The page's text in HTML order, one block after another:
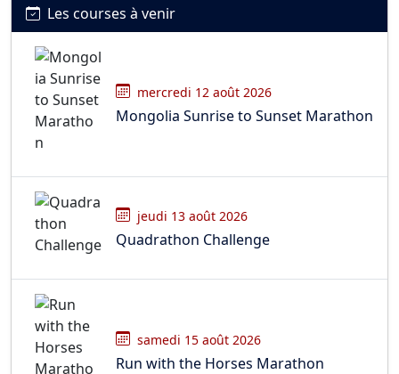
Les courses à venir
mercredi 12 août 2026
Mongolia Sunrise to Sunset Marathon
jeudi 13 août 2026
Quadrathon Challenge
samedi 15 août 2026
Run with the Horses Marathon